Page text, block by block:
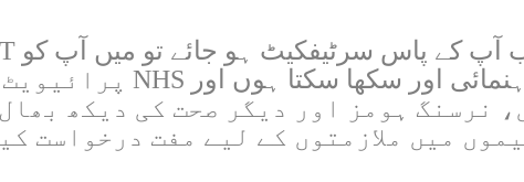
بارے میں رہنمائی اور سکھا سکتا ہوں اور NHS پرائیویٹ
نرسنگ ہومز اور دیگر صحت کی دیکھ
میں ملازمتوں کے لیے مفت درخواست